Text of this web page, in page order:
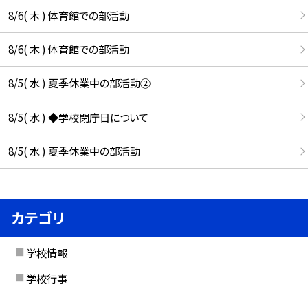
8/6( 木 ) 体育館での部活動
8/6( 木 ) 体育館での部活動
8/5( 水 ) 夏季休業中の部活動②
8/5( 水 ) ◆学校閉庁日について
8/5( 水 ) 夏季休業中の部活動
カテゴリ
学校情報
学校行事